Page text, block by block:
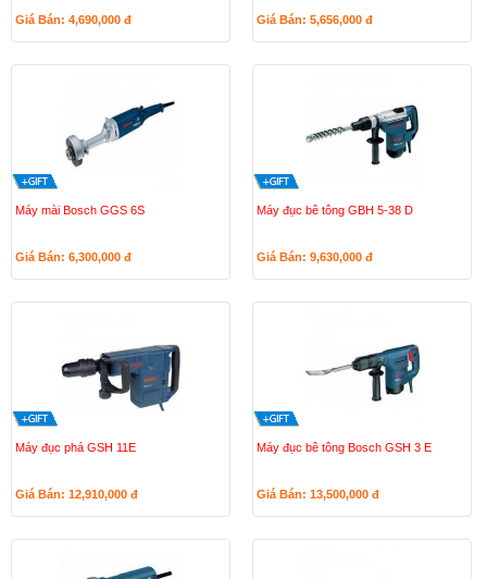
Giá Bán: 4,690,000 đ Giá Bán: 5,656,000 đ
Máy mài Bosch GGS 6S
Giá Bán: 6,300,000 đ
Máy đục bê tông GBH 5-38 D
Giá Bán: 9,630,000 đ
Máy đục phá GSH 11E
Giá Bán: 12,910,000 đ
Máy đục bê tông Bosch GSH 3 E
Giá Bán: 13,500,000 đ